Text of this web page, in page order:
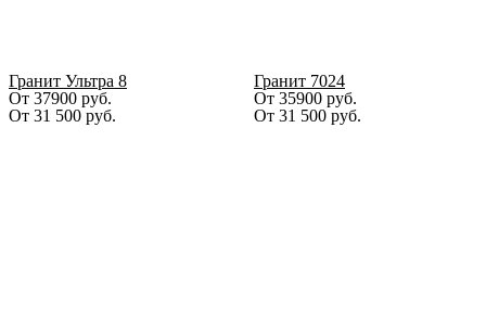
Гранит Ультра 8
От 37900 руб.
От 31 500 руб.
Гранит 7024
От 35900 руб.
От 31 500 руб.